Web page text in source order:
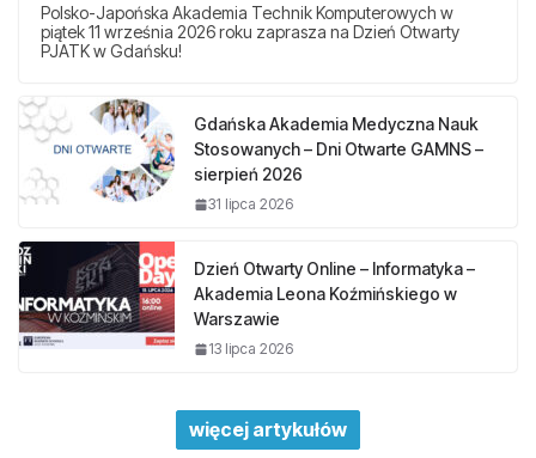
Polsko-Japońska Akademia Technik Komputerowych w
piątek 11 września 2026 roku zaprasza na Dzień Otwarty
PJATK w Gdańsku!
Gdańska Akademia Medyczna Nauk
Stosowanych – Dni Otwarte GAMNS –
sierpień 2026
31 lipca 2026
Dzień Otwarty Online – Informatyka –
Akademia Leona Koźmińskiego w
Warszawie
13 lipca 2026
więcej artykułów